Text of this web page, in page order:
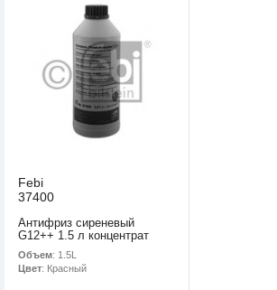
Febi
37400
Антифриз сиреневый
G12++ 1.5 л концентрат
Объем: 1.5L
Цвет: Красный